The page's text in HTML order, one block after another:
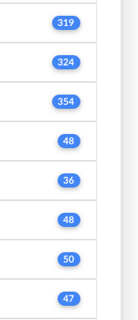
319
324
354
48
36
48
50
47